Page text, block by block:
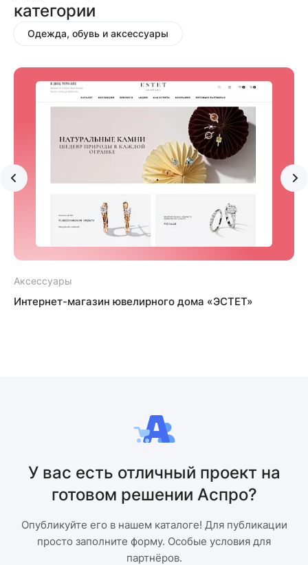
категории
Одежда, обувь и аксессуары
Аксессуары
Интернет-магазин ювелирного дома «ЭСТЕТ»
У вас есть отличный проект на
готовом решении Аспро?
Опубликуйте его в нашем каталоге! Для публикации
просто заполните форму. Особые условия для
партнёров.